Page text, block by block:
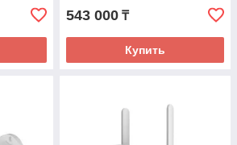
543 000 ₸
Купить